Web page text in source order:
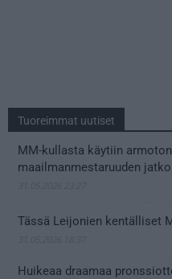
Tuoreimmat uutiset
MM-kullasta käytiin
maailmanmestaruuden
Tässä Leijonien kentälliset
Huikeaa draamaa